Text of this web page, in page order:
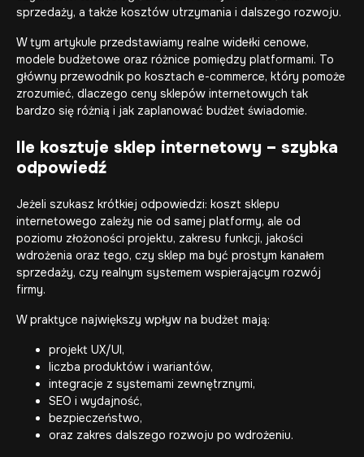
sprzedaży, a także kosztów utrzymania i dalszego rozwoju.
W tym artykule przedstawiamy realne widełki cenowe,
modele budżetowe oraz różnice pomiędzy platformami. To
główny przewodnik po kosztach e-commerce, który pomoże
zrozumieć, dlaczego ceny sklepów internetowych tak
bardzo się różnią i jak zaplanować budżet świadomie.
Ile kosztuje sklep internetowy – szybka
odpowiedź
Jeżeli szukasz krótkiej odpowiedzi: koszt sklepu
internetowego zależy nie od samej platformy, ale od
poziomu złożoności projektu, zakresu funkcji, jakości
wdrożenia oraz tego, czy sklep ma być prostym kanałem
sprzedaży, czy realnym systemem wspierającym rozwój
firmy.
W praktyce największy wpływ na budżet mają:
projekt UX/UI,
liczba produktów i wariantów,
integracje z systemami zewnętrznymi,
SEO i wydajność,
bezpieczeństwo,
oraz zakres dalszego rozwoju po wdrożeniu.